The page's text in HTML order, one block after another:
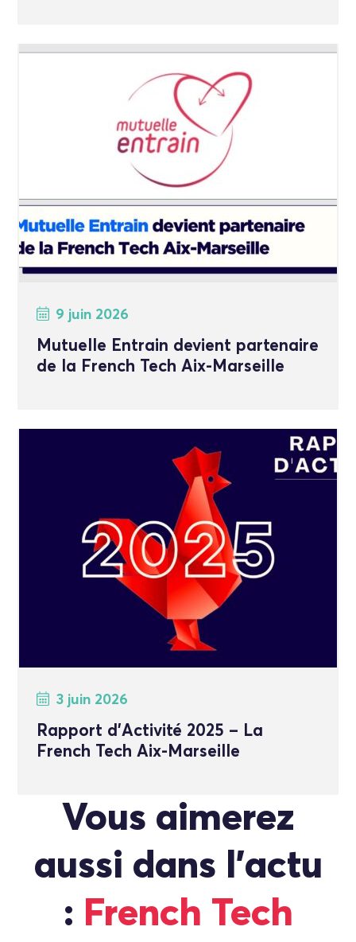
9 juin 2026
Mutuelle Entrain devient partenaire
de la French Tech Aix-Marseille
3 juin 2026
Rapport d’Activité 2025 – La
French Tech Aix-Marseille
Vous aimerez
aussi dans l'actu
: French Tech